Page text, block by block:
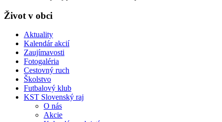
Život v obci
Aktuality
Kalendár akcií
Zaujímavosti
Fotogaléria
Cestovný ruch
Školstvo
Futbalový klub
KST Slovenský raj
O nás
Akcie